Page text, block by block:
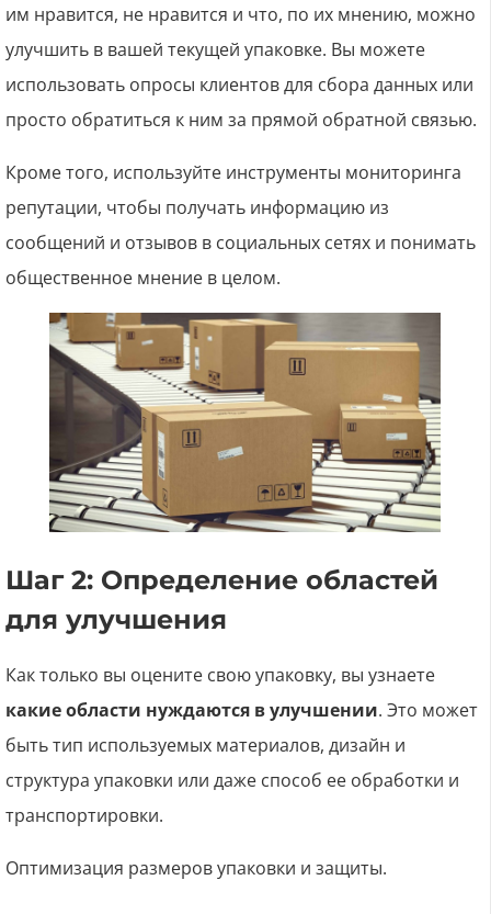
им нравится, не нравится и что, по их мнению, можно
улучшить в вашей текущей упаковке. Вы можете
использовать опросы клиентов для сбора данных или
просто обратиться к ним за прямой обратной связью.
Кроме того, используйте инструменты мониторинга
репутации, чтобы получать информацию из
сообщений и отзывов в социальных сетях и понимать
общественное мнение в целом.
Шаг 2: Определение областей
для улучшения
Как только вы оцените свою упаковку, вы узнаете
какие области нуждаются в улучшении. Это может
быть тип используемых материалов, дизайн и
структура упаковки или даже способ ее обработки и
транспортировки.
Оптимизация размеров упаковки и защиты.